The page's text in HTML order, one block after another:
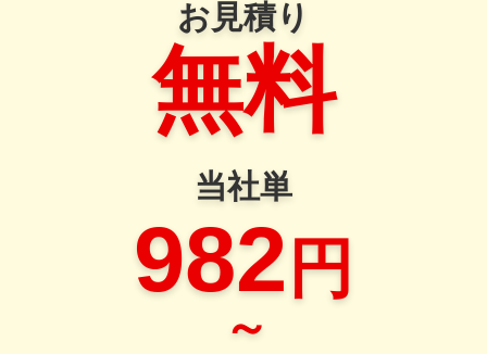
お見積り
無料
当社単
982 円
～